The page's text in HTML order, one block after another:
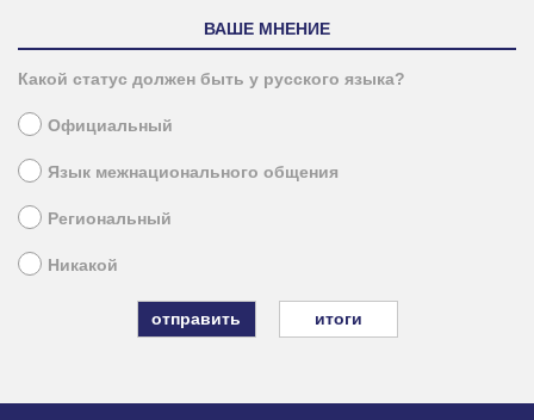
ВАШЕ МНЕНИЕ
Какой статус должен быть у русского языка?
Официальный
Язык межнационального общения
Региональный
Никакой
итоги